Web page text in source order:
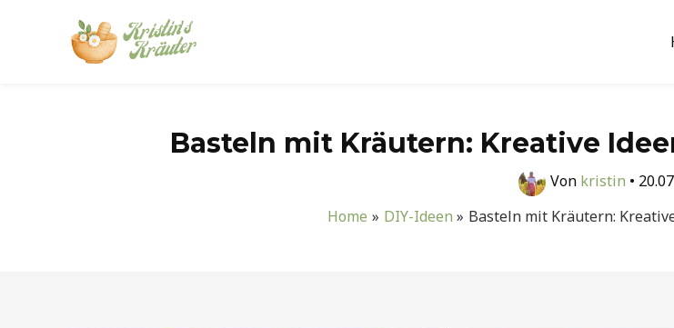
Basteln mit Kräutern: Kreative
Von kristin •
Home
DIY-Ideen Basteln mit Kräutern: